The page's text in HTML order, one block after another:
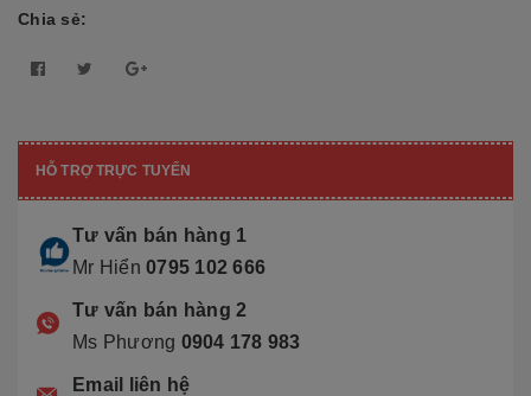
Chia sẻ:
HỖ TRỢ TRỰC TUYẾN
Tư vấn bán hàng 1
Mr Hiển 0795 102 666
Tư vấn bán hàng 2
Ms Phương 0904 178 983
Email liên hệ